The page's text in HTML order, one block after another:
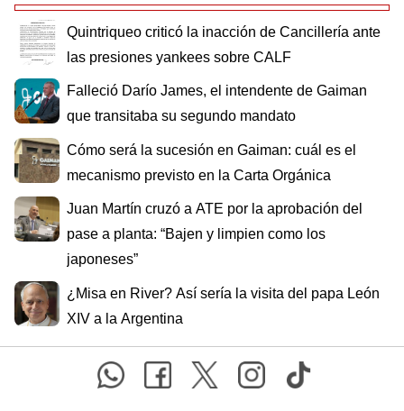
Quintriqueo criticó la inacción de Cancillería ante
las presiones yankees sobre CALF
Falleció Darío James, el intendente de Gaiman
que transitaba su segundo mandato
Cómo será la sucesión en Gaiman: cuál es el
mecanismo previsto en la Carta Orgánica
Juan Martín cruzó a ATE por la aprobación del
pase a planta: “Bajen y limpien como los
japoneses”
¿Misa en River? Así sería la visita del papa León
XIV a la Argentina